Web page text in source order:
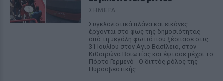
ΣΉΜΕΡΑ
Συγκλονιστικά πλάνα και εικόνες
έρχονται στο φως της δημοσιότητας
από τη μεγάλη φωτιά που ξέσπασε στις
31 Ιουλίου στον Αγιο Βασίλειο, στον
Κιθαιρώνα Βοιωτίας και έφτασε μέχρι το
Πόρτο Γερμενό - Ο διττός ρόλος της
Πυροσβεστικής